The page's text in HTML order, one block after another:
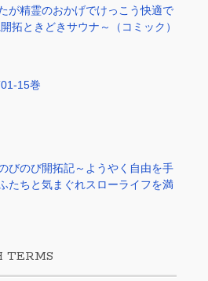
が精霊のおかげでけっこう快適で
拓ときどきサウナ～（コミック）
15巻
びのび開拓記～ようやく自由を手
たちと気まぐれスローライフを満
TERMS